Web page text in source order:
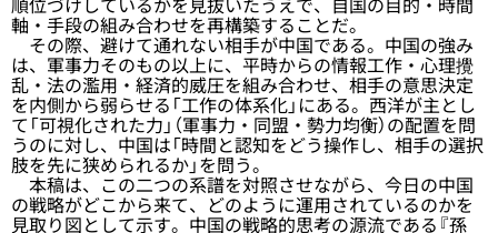
軸・手段の組み合わせを再構築することだ。
その際、避けて通れない相手が中国である。中国の強み
は、軍事力そのもの以上に、平時からの情報工作・心理攪
乱・法の濫用・経済的威圧を組み合わせ、相手の意思決定
を内側から弱らせる「工作の体系化」にある。西洋が主とし
て「可視化された力」（軍事力・同盟・勢力均衡）の配置を問
うのに対し、中国は「時間と認知をどう操作し、相手の選択
肢を先に狭められるか」を問う。
本稿は、この二つの系譜を対照させながら、今日の中国
の戦略がどこから来て、どのように運用されているのかを
見取り図として示す。中国の戦略的思考の源流である『孫